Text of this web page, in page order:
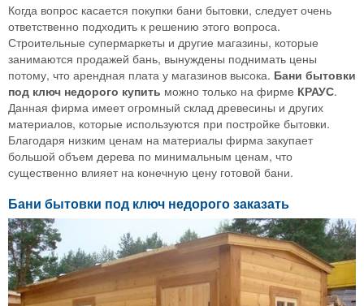
Когда вопрос касается покупки бани бытовки, следует очень
ответственно подходить к решению этого вопроса.
Строительные супермаркеты и другие магазины, которые
занимаются продажей бань, вынуждены поднимать цены
потому, что арендная плата у магазинов высока. Бани бытовки
под ключ недорого купить можно только на фирме КРАУС.
Данная фирма имеет огромный склад древесины и других
материалов, которые используются при постройке бытовки.
Благодаря низким ценам на материалы фирма закупает
большой объем дерева по минимальным ценам, что
существенно влияет на конечную цену готовой бани.
Бани бытовки под ключ недорого заказать